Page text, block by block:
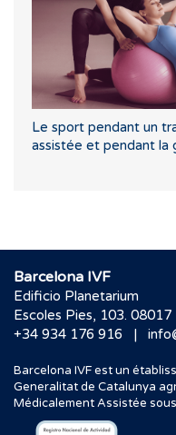
Le sport pendant un
assistée et pendant la
Barcelona IVF
Edificio Planetarium
Escoles Pies, 103. 08017
+34 934 176 916
|
Barcelona IVF est un
Generalitat de Catalunya
Médicalement Assistée